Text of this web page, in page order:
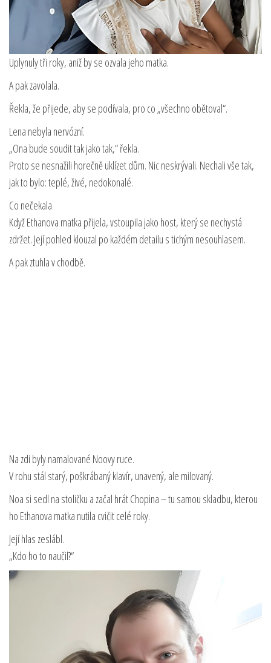
Uplynuly tři roky, aniž by se ozvala jeho matka.
A pak zavolala.
Řekla, že přijede, aby se podívala, pro co „všechno obětoval“.
Lena nebyla nervózní.
„Ona bude soudit tak jako tak,“ řekla.
Proto se nesnažili horečně uklízet dům. Nic neskrývali. Nechali vše tak,
jak to bylo: teplé, živé, nedokonalé.
Co nečekala
Když Ethanova matka přijela, vstoupila jako host, který se nechystá
zdržet. Její pohled klouzal po každém detailu s tichým nesouhlasem.
A pak ztuhla v chodbě.
Na zdi byly namalované Noovy ruce.
V rohu stál starý, poškrábaný klavír, unavený, ale milovaný.
Noa si sedl na stoličku a začal hrát Chopina – tu samou skladbu, kterou
ho Ethanova matka nutila cvičit celé roky.
Její hlas zeslábl.
„Kdo ho to naučil?“